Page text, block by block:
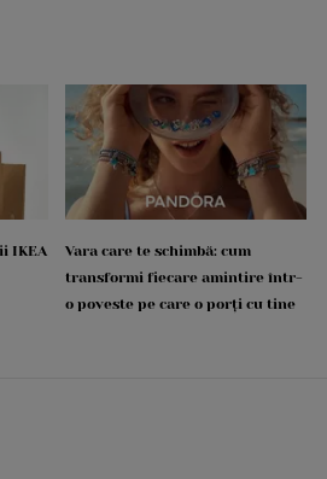
IKEA
Vara care te schimbă: cum
transformi fiecare amintire într-
o poveste pe care o porți cu tine